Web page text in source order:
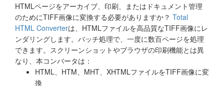
HTMLページをアーカイブ、印刷、またはドキュメント管理
のためにTIFF画像に変換する必要がありますか？ Total
HTML Converterは、HTMLファイルを高品質なTIFF画像にレ
ンダリングします。バッチ処理で、一度に数百ページを処理
できます。スクリーンショットやブラウザの印刷機能とは異
なり、本コンバータは：
HTML、HTM、MHT、XHTMLファイルをTIFF画像に変
換